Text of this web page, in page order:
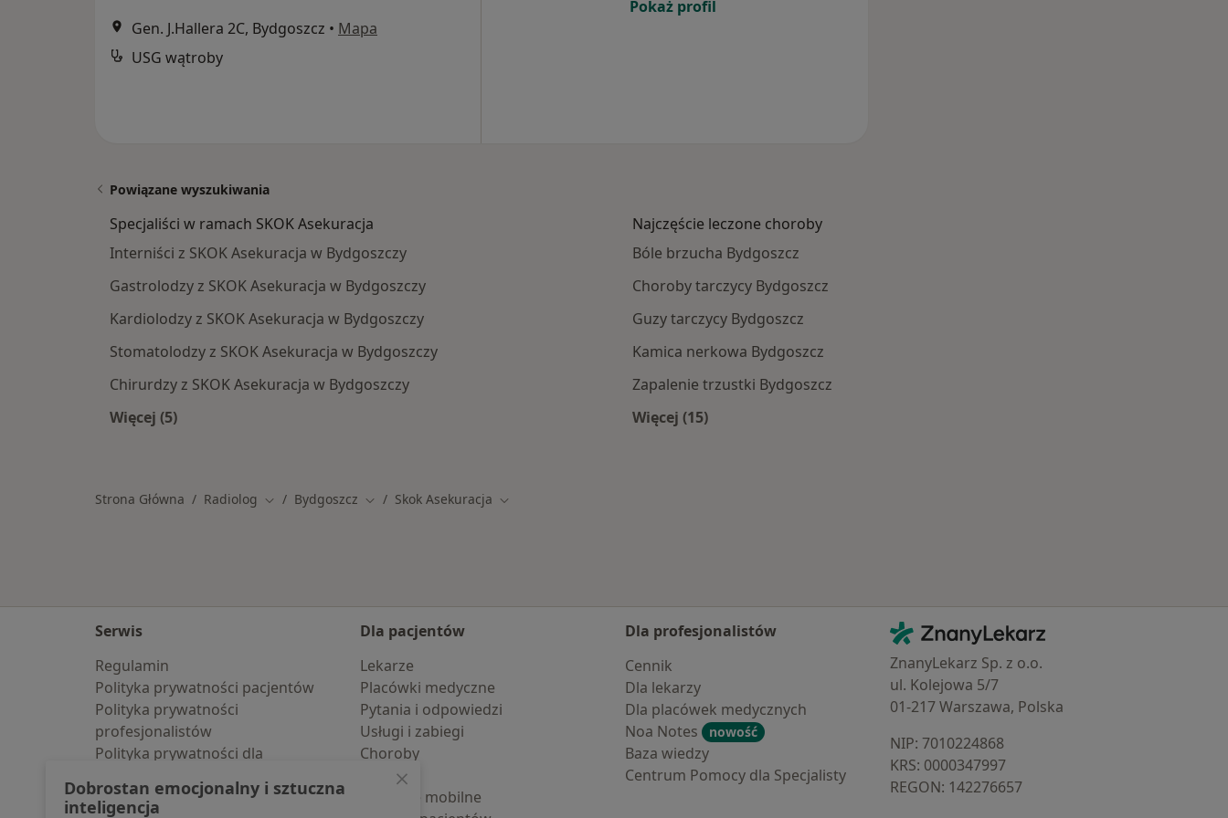
Gen. J.Hallera 2C, Bydgoszcz • Mapa
USG wątroby
Pokaż profil
Powiązane wyszukiwania
Specjaliści w ramach SKOK Asekuracja
Interniści z SKOK Asekuracja w Bydgoszczy
Gastrolodzy z SKOK Asekuracja w Bydgoszczy
Kardiolodzy z SKOK Asekuracja w Bydgoszczy
Stomatolodzy z SKOK Asekuracja w Bydgoszczy
Chirurdzy z SKOK Asekuracja w Bydgoszczy
Więcej (5)
Najczęście leczone choroby
Bóle brzucha Bydgoszcz
Choroby tarczycy Bydgoszcz
Guzy tarczycy Bydgoszcz
Kamica nerkowa Bydgoszcz
Zapalenie trzustki Bydgoszcz
Więcej (15)
Strona Główna Radiolog Zmień miasto
Bydgoszcz Zmień miasto
Skok Asekuracja Zmień miasto
Serwis
Regulamin
Polityka prywatności pacjentów
Polityka prywatności
profesjonalistów
Polityka prywatności dla
pozyskaliśmy samodzielnie
Dla pacjentów
Lekarze
Placówki medyczne
Pytania i odpowiedzi
Usługi i zabiegi
Choroby
Pomoc
Aplikacje mobilne
Dla profesjonalistów
Cennik
Dla lekarzy
Dla placówek medycznych
Noa Notes
nowość
Baza wiedzy
Centrum Pomocy dla Specjalisty
Kontakt
ZnanyLekarz - Strona główna
ZnanyLekarz Sp. z o.o.
ul. Kolejowa 5/7
01-217 Warszawa, Polska
NIP: ⁠7010224868
KRS: ⁠0000347997
REGON: ⁠142276657
Dobrostan emocjonalny i sztuczna
inteligencja